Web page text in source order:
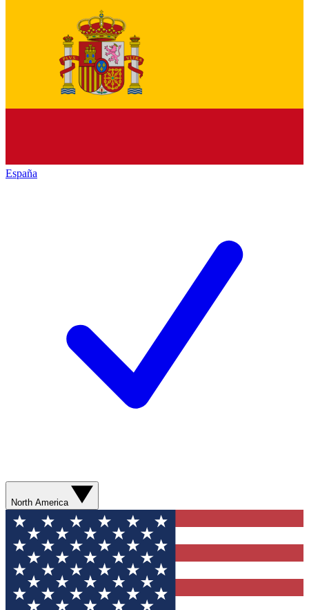
España
North America